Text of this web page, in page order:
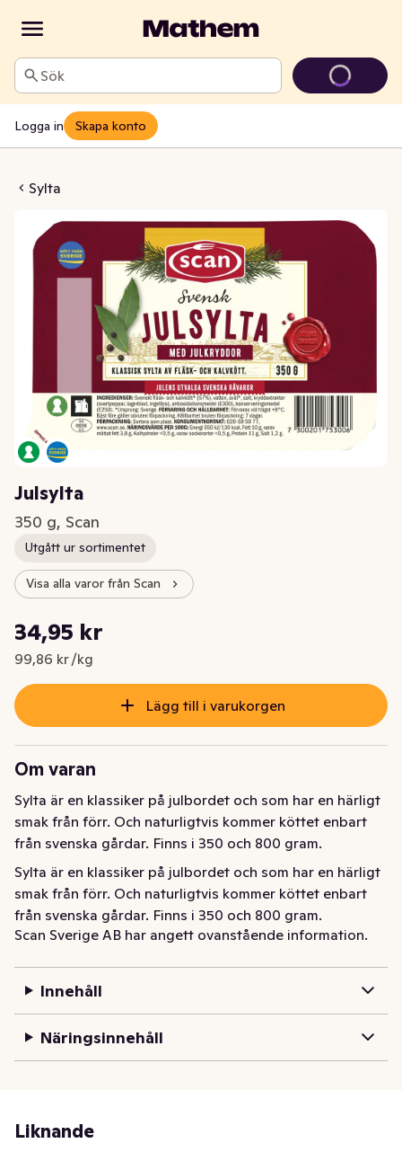
Sök
Logga in Skapa konto
Sylta
Julsylta
350 g, Scan
Utgått ur sortimentet
Visa alla varor från Scan
Nuvarande pris är: 34,95 kr
34,95 kr
99,86 kr /kg
Styckpris: 99,86 kr /kg
Lägg till i varukorgen
Om varan
Sylta är en klassiker på julbordet och som har en härligt
smak från förr. Och naturligtvis kommer köttet enbart
från svenska gårdar. Finns i 350 och 800 gram.
Sylta är en klassiker på julbordet och som har en härligt
smak från förr. Och naturligtvis kommer köttet enbart
från svenska gårdar. Finns i 350 och 800 gram.
Scan Sverige AB har angett ovanstående information.
Innehåll
Näringsinnehåll
Liknande